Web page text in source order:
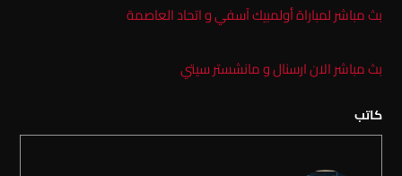
بث مباشر لمباراة أولمبيك آسفي و اتحاد العاصمة
بث مباشر الان ارسنال و مانشستر سيتي
كاتب